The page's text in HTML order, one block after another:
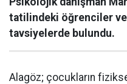
tatilindeki öğrenciler
tavsiyelerde bulundu.
Alagöz; çocukların